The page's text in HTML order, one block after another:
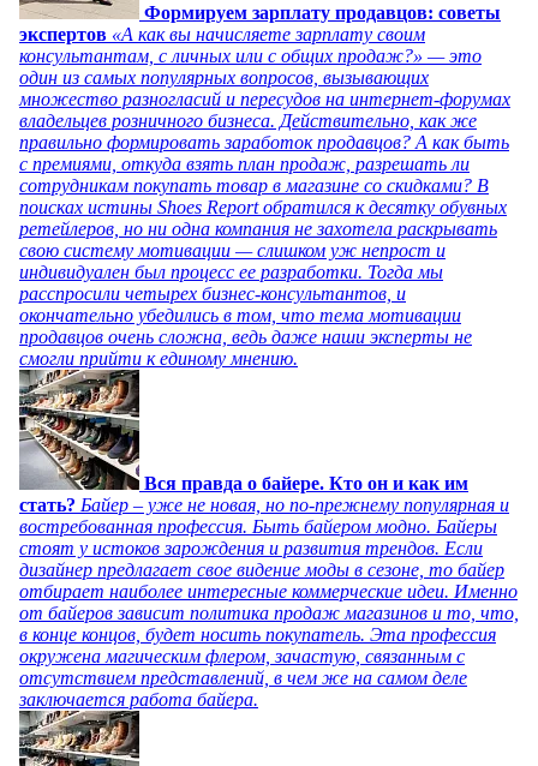
Формируем зарплату продавцов: советы
экспертов «А как вы начисляете зарплату своим
консультантам, с личных или с общих продаж?» — это
один из самых популярных вопросов, вызывающих
множество разногласий и пересудов на интернет-форумах
владельцев розничного бизнеса. Действительно, как же
правильно формировать заработок продавцов? А как быть
с премиями, откуда взять план продаж, разрешать ли
сотрудникам покупать товар в магазине со скидками? В
поисках истины Shoes Report обратился к десятку обувных
ретейлеров, но ни одна компания не захотела раскрывать
свою систему мотивации — слишком уж непрост и
индивидуален был процесс ее разработки. Тогда мы
расспросили четырех бизнес-консультантов, и
окончательно убедились в том, что тема мотивации
продавцов очень сложна, ведь даже наши эксперты не
смогли прийти к единому мнению.
Вся правда о байере. Кто он и как им
стать? Байер – уже не новая, но по-прежнему популярная и
востребованная профессия. Быть байером модно. Байеры
стоят у истоков зарождения и развития трендов. Если
дизайнер предлагает свое видение моды в сезоне, то байер
отбирает наиболее интересные коммерческие идеи. Именно
от байеров зависит политика продаж магазинов и то, что,
в конце концов, будет носить покупатель. Эта профессия
окружена магическим флером, зачастую, связанным с
отсутствием представлений, в чем же на самом деле
заключается работа байера.